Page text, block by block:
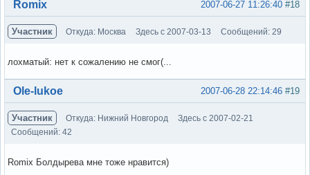
Вне форума #18
2007-06-27 11:26:40
Romix
Участник Откуда: Москва Здесь с 2007-03-13 Сообщений: 29
лохматый: нет к сожалению не смог(...
Вне форума #19
2007-06-28 22:14:46
Ole-lukoe
Участник Откуда: Нижний Новгород
Здесь с 2007-02-21
Сообщений: 42
Romix Болдырева мне тоже нравится)